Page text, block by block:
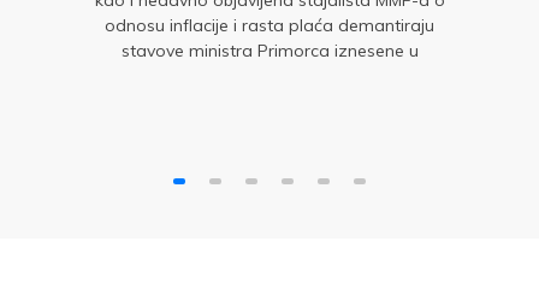
odnosu inflacije i rasta plaća demantiraju
stavove ministra Primorca iznesene u